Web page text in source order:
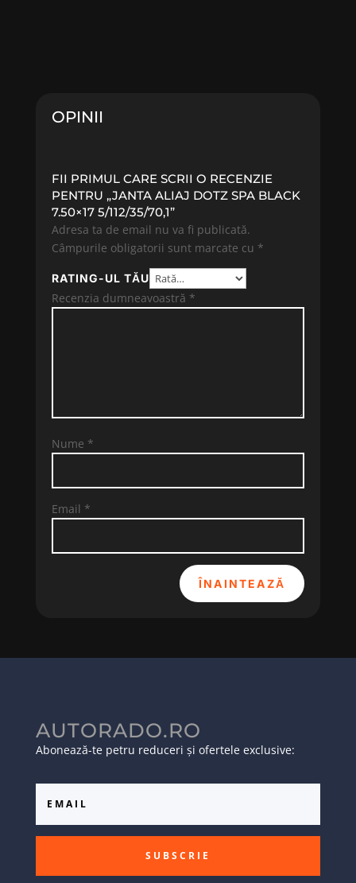
OPINII
FII PRIMUL CARE SCRII O RECENZIE
PENTRU „JANTA ALIAJ DOTZ SPA BLACK
7.50×17 5/112/35/70,1”
Adresa ta de email nu va fi publicată.
Câmpurile obligatorii sunt marcate cu *
RATING-UL TĂU
Recenzia dumneavoastră *
Nume *
Email *
ÎNAINTEAZĂ
AUTORADO.RO
Abonează-te petru reduceri și ofertele exclusive:
SUBSCRIE